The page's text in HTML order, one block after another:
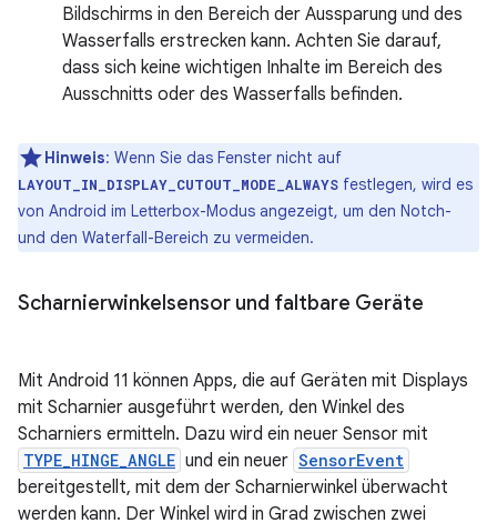
Bildschirms in den Bereich der Aussparung und des
Wasserfalls erstrecken kann. Achten Sie darauf,
dass sich keine wichtigen Inhalte im Bereich des
Ausschnitts oder des Wasserfalls befinden.
Hinweis: Wenn Sie das Fenster nicht auf
LAYOUT_IN_DISPLAY_CUTOUT_MODE_ALWAYS festlegen, wird es
von Android im Letterbox-Modus angezeigt, um den Notch-
und den Waterfall-Bereich zu vermeiden.
Scharnierwinkelsensor und faltbare Geräte
Mit Android 11 können Apps, die auf Geräten mit Displays
mit Scharnier ausgeführt werden, den Winkel des
Scharniers ermitteln. Dazu wird ein neuer Sensor mit
TYPE_HINGE_ANGLE und ein neuer SensorEvent
bereitgestellt, mit dem der Scharnierwinkel überwacht
werden kann. Der Winkel wird in Grad zwischen zwei